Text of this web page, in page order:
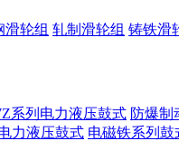
滑轮组 轧制滑轮组 铸铁滑
系列电力液压鼓式 防爆制
力液压鼓式 电磁铁系列鼓